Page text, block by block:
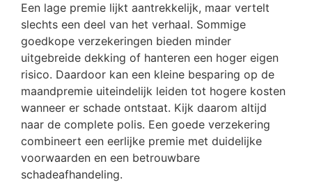
Een lage premie lijkt aantrekkelijk, maar vertelt
slechts een deel van het verhaal. Sommige
goedkope verzekeringen bieden minder
uitgebreide dekking of hanteren een hoger eigen
risico. Daardoor kan een kleine besparing op de
maandpremie uiteindelijk leiden tot hogere kosten
wanneer er schade ontstaat. Kijk daarom altijd
naar de complete polis. Een goede verzekering
combineert een eerlijke premie met duidelijke
voorwaarden en een betrouwbare
schadeafhandeling.